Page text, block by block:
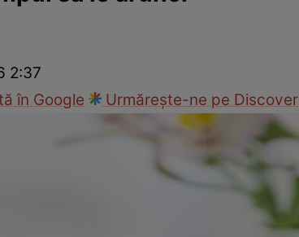
2:37
în Google
Urmărește-ne pe Discover